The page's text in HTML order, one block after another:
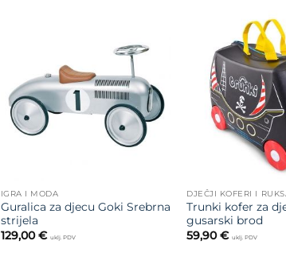
Dodajte
na listu
želja
IGRA I MODA
Guralica za djecu Goki Srebrna
strijela
129,00€ uklj. PDV
DJEČJI KOFERI I
Trunki kofer za
gusarski brod
59,90€ uklj. PDV